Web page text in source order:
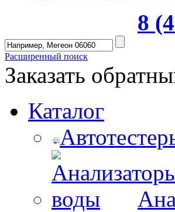
8
Расширенный поиск
Заказать
Каталог